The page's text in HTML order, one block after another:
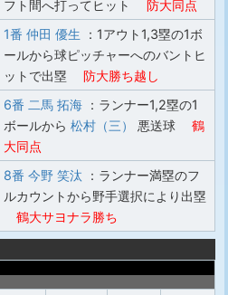
フト間へ打ってヒット
防大同点
1番 仲田 優生 ：1アウト1,3塁の1ボ
ールから球ピッチャーへのバントヒ
ットで出塁
防大勝ち越し
6番 二馬 拓海 ：ランナー1,2塁の1
ボールから 松村（三） 悪送球
鶴
大同点
8番 今野 笑汰 ：ランナー満塁のフ
ルカウントから野手選択により出塁
鶴大サヨナラ勝ち